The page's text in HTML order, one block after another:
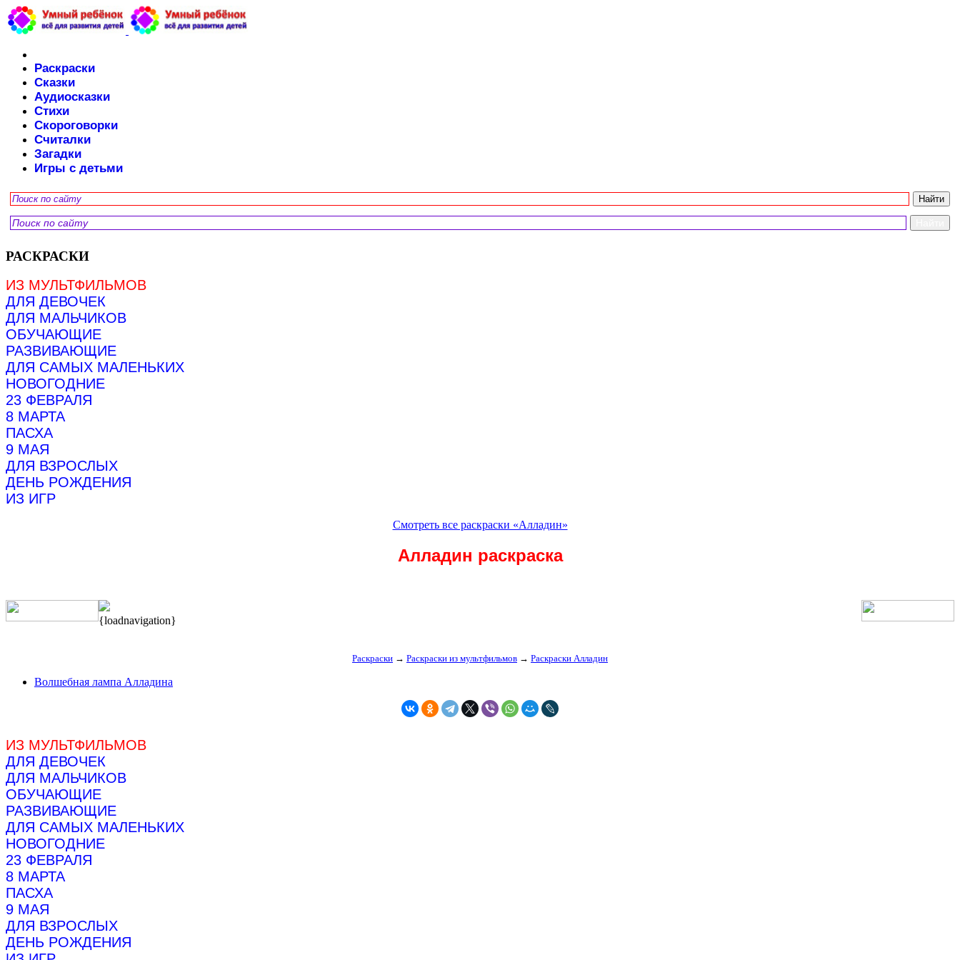
Раскраски
Сказки
Аудиосказки
Стихи
Скороговорки
Считалки
Загадки
Игры с детьми
РАСКРАСКИ
ИЗ МУЛЬТФИЛЬМОВ
ДЛЯ ДЕВОЧЕК
ДЛЯ МАЛЬЧИКОВ
ОБУЧАЮЩИЕ
РАЗВИВАЮЩИЕ
ДЛЯ САМЫХ МАЛЕНЬКИХ
НОВОГОДНИЕ
23 ФЕВРАЛЯ
8 МАРТА
ПАСХА
9 МАЯ
ДЛЯ ВЗРОСЛЫХ
ДЕНЬ РОЖДЕНИЯ
ИЗ ИГР
Смотреть все раскраски «Алладин»
Алладин раскраска
{loadnavigation}
Раскраски → Раскраски из мультфильмов → Раскраски Алладин
Волшебная лампа Алладина
ИЗ МУЛЬТФИЛЬМОВ
ДЛЯ ДЕВОЧЕК
ДЛЯ МАЛЬЧИКОВ
ОБУЧАЮЩИЕ
РАЗВИВАЮЩИЕ
ДЛЯ САМЫХ МАЛЕНЬКИХ
НОВОГОДНИЕ
23 ФЕВРАЛЯ
8 МАРТА
ПАСХА
9 МАЯ
ДЛЯ ВЗРОСЛЫХ
ДЕНЬ РОЖДЕНИЯ